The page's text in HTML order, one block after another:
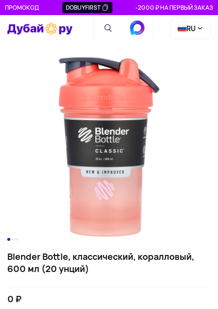
ПРОМОКОД DOBUYFIRST -2000 ₽ НА ПЕРВЫЙ ЗАКАЗ
RU
Blender Bottle, классический, коралловый,
600 мл (20 унций)
0 ₽